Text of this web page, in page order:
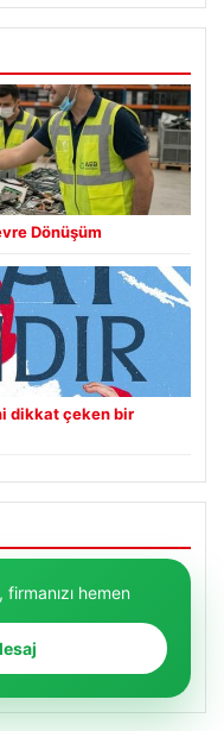
Dönüşüm
dikkat çeken bir
hemen